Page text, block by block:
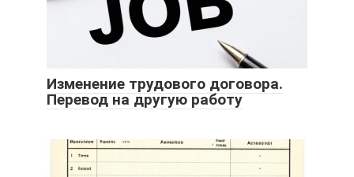
Изменение трудового договора.
Перевод на другую работу